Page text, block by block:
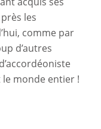
les
comme par
d’autres
monde entier !